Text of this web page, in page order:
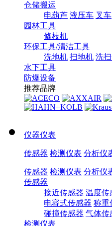
仓储搬运
电葫芦 液压车 叉车
园林工具
修枝机
环保工具/清洁工具
洗地机 扫地机 洗
水下工具
防爆设备
推荐品牌
仪器仪表
传感器 检测仪表 分析仪
传感器 检测仪表 分析仪
传感器
接近传感器 温度传
电容式传感器 称重
碰撞传感器 气体传
检测仪表